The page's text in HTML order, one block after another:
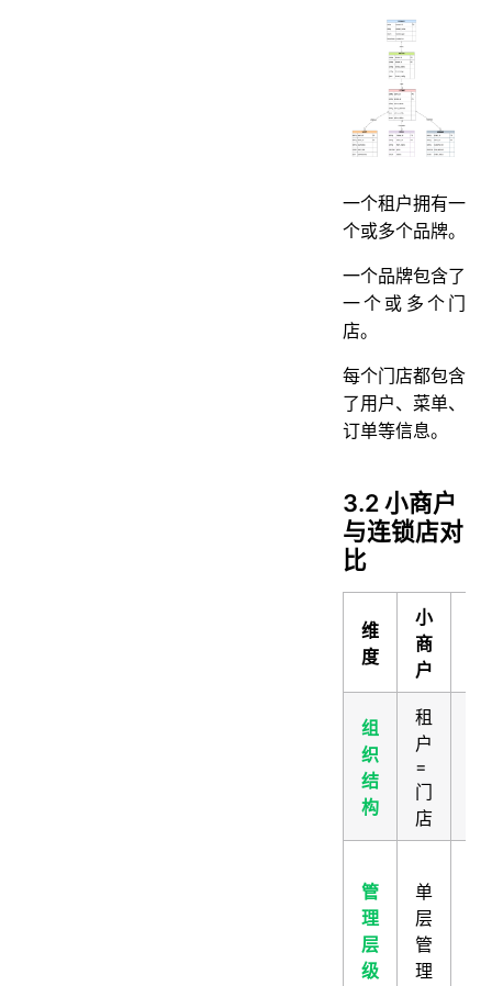
一个租户拥有一
个或多个品牌。
一个品牌包含了
一个或多个门
店。
每个门店都包含
了用户、菜单、
订单等信息。
3.2 小商户
与连锁店对
比
维
度
小
商
户
组
织
结
构
租
户
=
门
店
管
理
层
级
单
层
管
理